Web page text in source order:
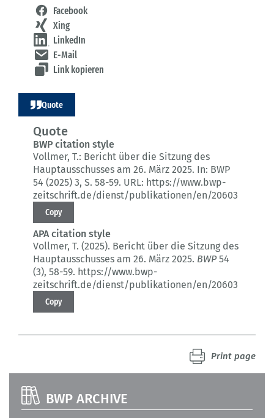
Facebook
Xing
LinkedIn
E-Mail
Link kopieren
Quote
Quote
BWP citation style
Vollmer, T.: Bericht über die Sitzung des
Hauptausschusses am 26. März 2025. In: BWP
54 (2025) 3, S. 58-59. URL: https://www.bwp-
zeitschrift.de/dienst/publikationen/en/20603
Copy
APA citation style
Vollmer, T. (2025). Bericht über die Sitzung des
Hauptausschusses am 26. März 2025. BWP54
(3), 58-59. https://www.bwp-
zeitschrift.de/dienst/publikationen/en/20603
Copy
Print page
BWP ARCHIVE